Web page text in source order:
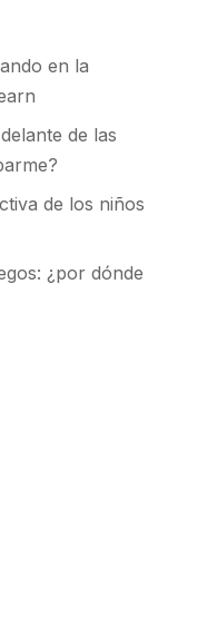
en la
de las
de los niños
¿por dónde